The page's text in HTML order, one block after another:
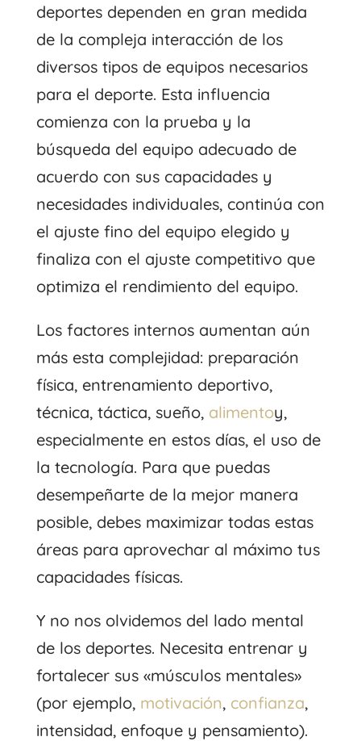
deportes dependen en gran medida
de la compleja interacción de los
diversos tipos de equipos necesarios
para el deporte. Esta influencia
comienza con la prueba y la
búsqueda del equipo adecuado de
acuerdo con sus capacidades y
necesidades individuales, continúa con
el ajuste fino del equipo elegido y
finaliza con el ajuste competitivo que
optimiza el rendimiento del equipo.
Los factores internos aumentan aún
más esta complejidad: preparación
física, entrenamiento deportivo,
técnica, táctica, sueño, alimentoy,
especialmente en estos días, el uso de
la tecnología. Para que puedas
desempeñarte de la mejor manera
posible, debes maximizar todas estas
áreas para aprovechar al máximo tus
capacidades físicas.
Y no nos olvidemos del lado mental
de los deportes. Necesita entrenar y
fortalecer sus «músculos mentales»
(por ejemplo, motivación, confianza,
intensidad, enfoque y pensamiento).